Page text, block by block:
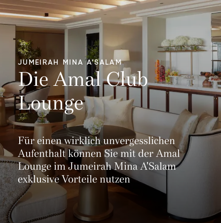
JUMEIRAH MINA A’SALAM
Die Amal Club
Lounge
Für einen wirklich unvergesslichen
Aufenthalt können Sie mit der Amal
Lounge im Jumeirah Mina A'Salam
exklusive Vorteile nutzen